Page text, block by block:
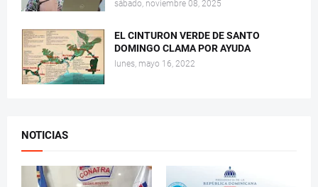
sábado, noviembre 08, 2025
EL CINTURON VERDE DE SANTO
DOMINGO CLAMA POR AYUDA
lunes, mayo 16, 2022
NOTICIAS